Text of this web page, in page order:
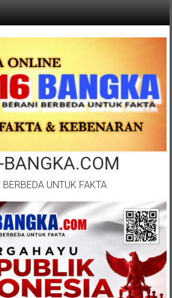
BERBEDA UNTUK FAKTA